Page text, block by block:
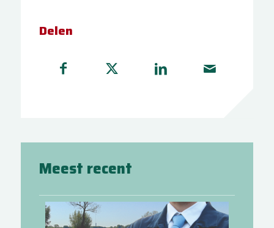
Delen
Meest recent